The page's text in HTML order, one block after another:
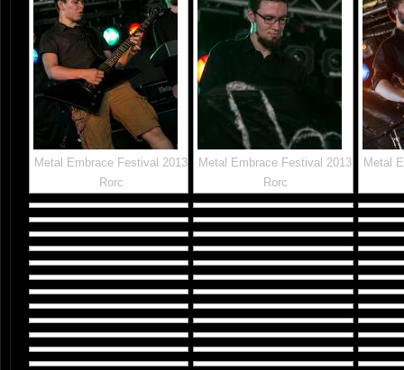
Metal Embrace Festival 2013
Rorc
Metal Embrace Festival 2013
Rorc
Metal